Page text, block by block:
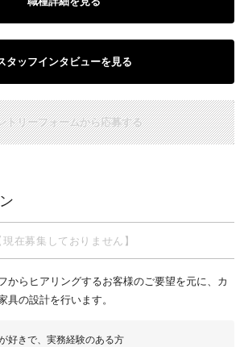
タッフインタビューを見る
トリーフォームから応募する
現在募集しておりません】
からヒアリングするお客様のご要望を元に、カ
の設計を行います。
好きで、実務経験のある方